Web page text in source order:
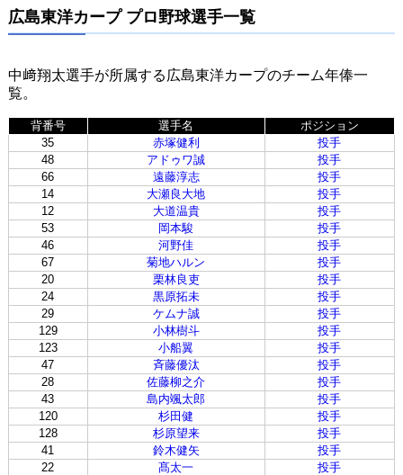
広島東洋カープ プロ野球選手一覧
中﨑翔太選手が所属する広島東洋カープのチーム年俸一
覧。
背番号 選手名
ポジション
35
赤塚健利
投手
48
アドゥワ誠
投手
66
遠藤淳志
投手
14
大瀬良大地
投手
12
大道温貴
投手
53
岡本駿
投手
46
河野佳
投手
67
菊地ハルン
投手
20
栗林良吏
投手
24
黒原拓未
投手
29
ケムナ誠
投手
129
小林樹斗
投手
123
小船翼
投手
47
斉藤優汰
投手
28
佐藤柳之介
投手
43
島内颯太郎
投手
120
杉田健
投手
128
杉原望来
投手
41
鈴木健矢
投手
22
髙太一
投手